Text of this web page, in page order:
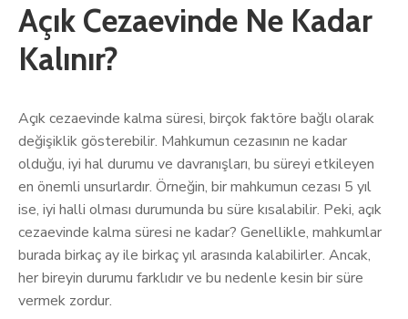
Açık Cezaevinde Ne Kadar
Kalınır?
Açık cezaevinde kalma süresi, birçok faktöre bağlı olarak
değişiklik gösterebilir. Mahkumun cezasının ne kadar
olduğu, iyi hal durumu ve davranışları, bu süreyi etkileyen
en önemli unsurlardır. Örneğin, bir mahkumun cezası 5 yıl
ise, iyi halli olması durumunda bu süre kısalabilir. Peki, açık
cezaevinde kalma süresi ne kadar? Genellikle, mahkumlar
burada birkaç ay ile birkaç yıl arasında kalabilirler. Ancak,
her bireyin durumu farklıdır ve bu nedenle kesin bir süre
vermek zordur.